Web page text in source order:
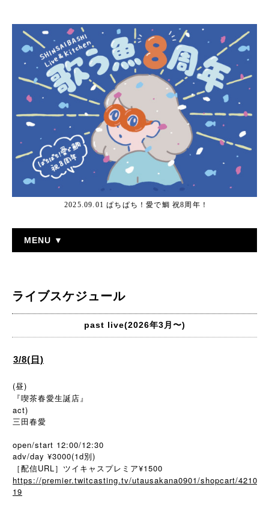
2025.09.01 ぱちぱち！愛で鯛 祝8周年！
MENU ▼
ライブスケジュール
past live(2026年3月〜)
3/8(日)
(昼)
『喫茶春愛生誕店』
act)
三田春愛
open/start 12:00/12:30
adv/day ¥3000(1d別)
［配信URL］ツイキャスプレミア¥1500
https://premier.twitcasting.tv/utausakana0901/shopcart/4210
19